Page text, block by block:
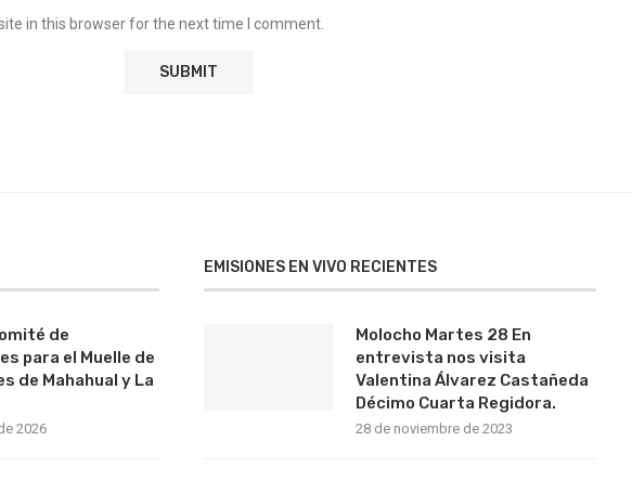
in this browser for the next time I comment.
de
para el Muelle de
de Mahahual y La
2026
EMISIONES EN VIVO RECIENTES
Molocho Martes 28 En
entrevista nos visita
Valentina Álvarez Castañeda
Décimo Cuarta Regidora.
28 de noviembre de 2023